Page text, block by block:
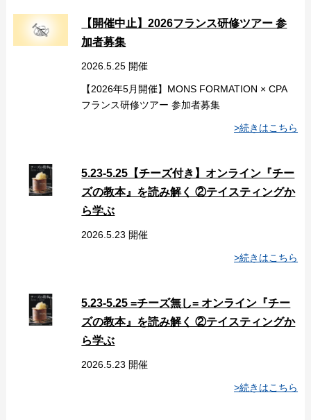
【開催中止】2026フランス研修ツアー 参
加者募集
2026.5.25 開催
【2026年5月開催】MONS FORMATION × CPA
フランス研修ツアー 参加者募集
>続きはこちら
5.23-5.25【チーズ付き】オンライン『チー
ズの教本』を読み解く ②テイスティングか
ら学ぶ
2026.5.23 開催
>続きはこちら
5.23-5.25 =チーズ無し= オンライン『チー
ズの教本』を読み解く ②テイスティングか
ら学ぶ
2026.5.23 開催
>続きはこちら